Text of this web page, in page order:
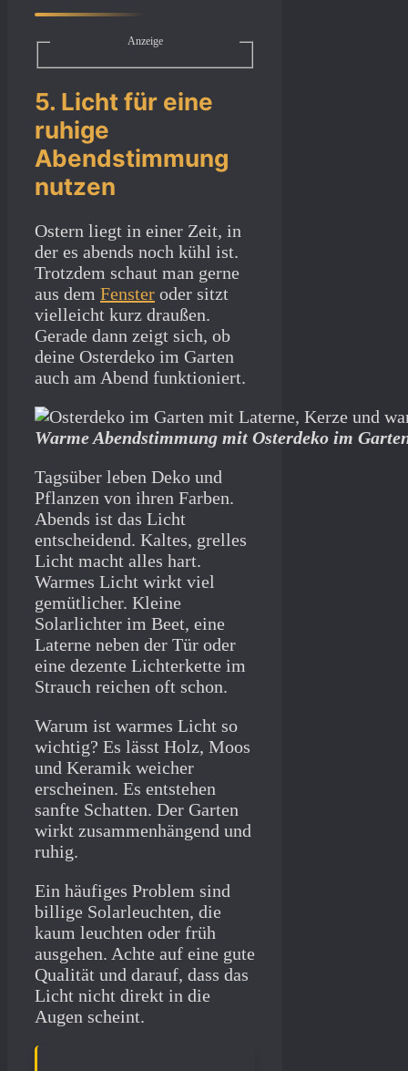
Anzeige
5. Licht für eine
ruhige
Abendstimmung
nutzen
Ostern liegt in einer Zeit, in
der es abends noch kühl ist.
Trotzdem schaut man gerne
aus dem Fenster oder sitzt
vielleicht kurz draußen.
Gerade dann zeigt sich, ob
deine Osterdeko im Garten
auch am Abend funktioniert.
Warme Abendstimmung mit Osterdeko im
Tagsüber leben Deko und
Pflanzen von ihren Farben.
Abends ist das Licht
entscheidend. Kaltes, grelles
Licht macht alles hart.
Warmes Licht wirkt viel
gemütlicher. Kleine
Solarlichter im Beet, eine
Laterne neben der Tür oder
eine dezente Lichterkette im
Strauch reichen oft schon.
Warum ist warmes Licht so
wichtig? Es lässt Holz, Moos
und Keramik weicher
erscheinen. Es entstehen
sanfte Schatten. Der Garten
wirkt zusammenhängend und
ruhig.
Ein häufiges Problem sind
billige Solarleuchten, die
kaum leuchten oder früh
ausgehen. Achte auf eine gute
Qualität und darauf, dass das
Licht nicht direkt in die
Augen scheint.